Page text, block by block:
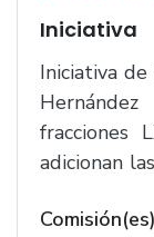
Iniciativa
Iniciativa de ley de la diputada
fracciones
adicionan
de Jalisco;